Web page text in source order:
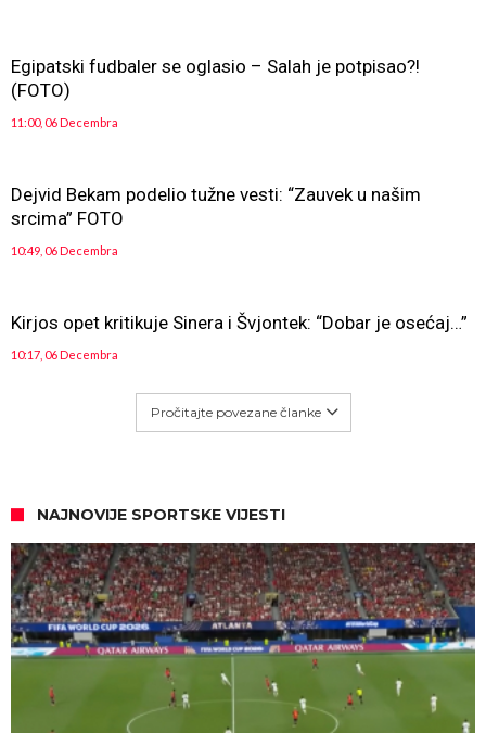
Egipatski fudbaler se oglasio – Salah je potpisao?!
(FOTO)
11:00, 06 Decembra
Dejvid Bekam podelio tužne vesti: “Zauvek u našim
srcima” FOTO
10:49, 06 Decembra
Kirjos opet kritikuje Sinera i Švjontek: “Dobar je osećaj…”
10:17, 06 Decembra
Pročitajte povezane članke
NAJNOVIJE SPORTSKE VIJESTI